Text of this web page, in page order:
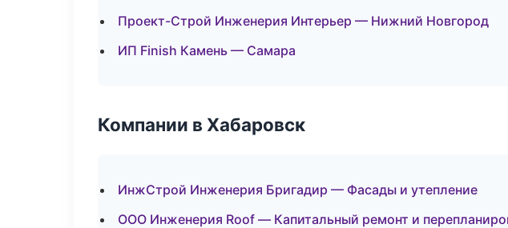
Проект-Строй Инженерия Интерьер — Нижний Новгород
ИП Finish Камень — Самара
Компании в Хабаровск
ИнжСтрой Инженерия Бригадир — Фасады и утепление
ООО Инженерия Roof — Капитальный ремонт и